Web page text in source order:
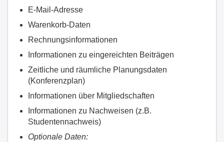
E-Mail-Adresse
Warenkorb-Daten
Rechnungsinformationen
Informationen zu eingereichten Beiträgen
Zeitliche und räumliche Planungsdaten
(Konferenzplan)
Informationen über Mitgliedschaften
Informationen zu Nachweisen (z.B.
Studentennachweis)
Optionale Daten: